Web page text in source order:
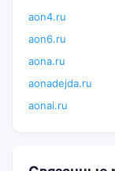
aon4.ru
aon6.ru
aona.ru
aonadejda.ru
aonai.ru